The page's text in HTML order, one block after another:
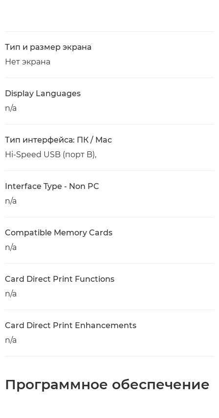
Тип и размер экрана
Нет экрана
Display Languages
n/a
Тип интерфейса: ПК / Mac
Hi-Speed USB (порт B),
Interface Type - Non PC
n/a
Compatible Memory Cards
n/a
Card Direct Print Functions
n/a
Card Direct Print Enhancements
n/a
Программное обеспечение